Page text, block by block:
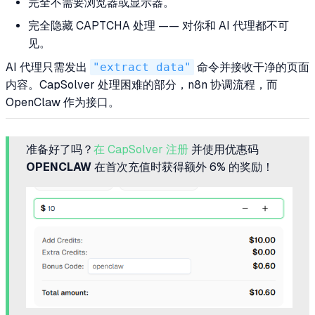
完全隐藏 CAPTCHA 处理 —— 对你和 AI 代理都不可
见。
AI 代理只需发出
"extract data" 命令并接收干净的页面
内容。CapSolver 处理困难的部分，n8n 协调流程，而
OpenClaw 作为接口。
准备好了吗？ 在 CapSolver 注册 并使用优惠码
OPENCLAW 在首次充值时获得额外 6% 的奖励！